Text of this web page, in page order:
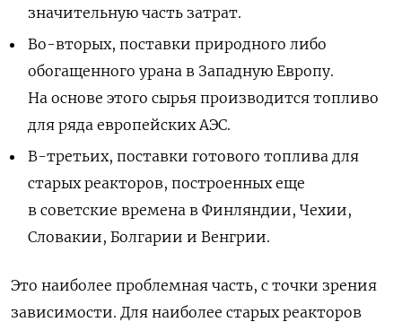
значительную часть затрат.
Во-вторых, поставки природного либо
обогащенного урана в Западную Европу.
На основе этого сырья производится топливо
для ряда европейских АЭС.
В-третьих, поставки готового топлива для
старых реакторов, построенных еще
в советские времена в Финляндии, Чехии,
Словакии, Болгарии и Венгрии.
Это наиболее проблемная часть, с точки зрения
зависимости. Для наиболее старых реакторов